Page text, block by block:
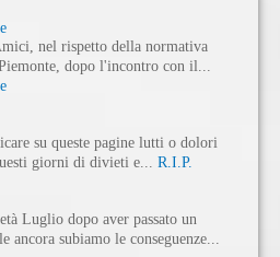
nel rispetto della normativa
dopo l'incontro con il...
su queste pagine lutti o dolori
giorni di divieti e... R.I.P.
Luglio dopo aver passato un
ancora subiamo le conseguenze...